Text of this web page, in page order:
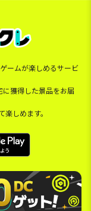
ームが楽しめるサービ
獲得した景品をお届
しめます。